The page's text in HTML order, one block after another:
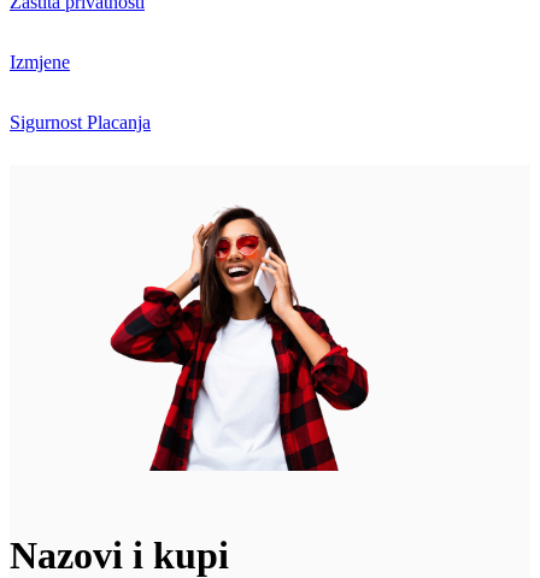
Izmjene
Sigurnost Placanja
Nazovi i kupi